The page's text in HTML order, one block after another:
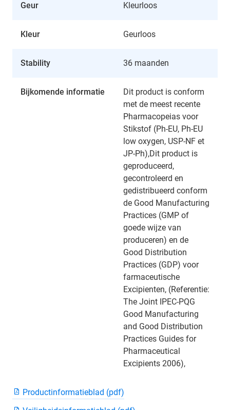
Geur Kleurloos
Kleur Geurloos
Stability 36 maanden
Bijkomende informatie
Dit product is conform
met de meest recente
Pharmacopeias voor
Stikstof (Ph-EU, Ph-EU
low oxygen, USP-NF et
JP-Ph),Dit product is
geproduceerd,
gecontroleerd en
gedistribueerd conform
de Good Manufacturing
Practices (GMP of
goede wijze van
produceren) en de
Good Distribution
Practices (GDP) voor
farmaceutische
Excipienten, (Referentie:
The Joint IPEC-PQG
Good Manufacturing
and Good Distribution
Practices Guides for
Pharmaceutical
Excipients 2006),
Productinformatieblad (pdf)